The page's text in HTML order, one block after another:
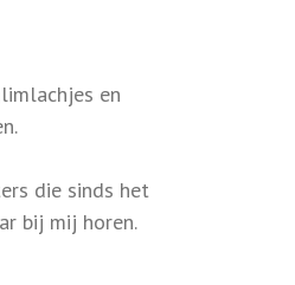
en
die sinds het
bij mij horen.